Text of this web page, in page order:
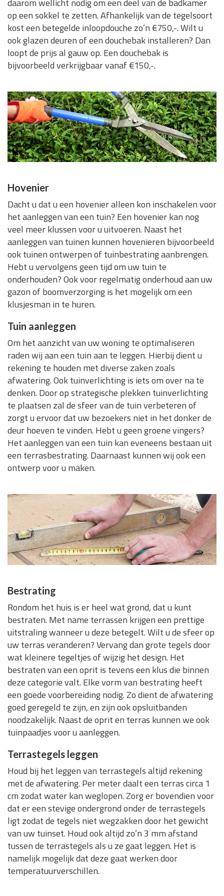
daarom wellicht nodig om een deel van de badkamer
op een sokkel te zetten. Afhankelijk van de tegelsoort
kost een betegelde inloopdouche zo’n €750,-. Wilt u
ook glazen deuren of een douchebak installeren? Dan
loopt de prijs al gauw op. Een douchebak is
bijvoorbeeld verkrijgbaar vanaf €150,-.
Hovenier
Dacht u dat u een hovenier alleen kon inschakelen voor
het aanleggen van een tuin? Een hovenier kan nog
veel meer klussen voor u uitvoeren. Naast het
aanleggen van tuinen kunnen hovenieren bijvoorbeeld
ook tuinen ontwerpen of tuinbestrating aanbrengen.
Hebt u vervolgens geen tijd om uw tuin te
onderhouden? Ook voor regelmatig onderhoud aan uw
gazon of boomverzorging is het mogelijk om een
klusjesman in te huren.
Tuin aanleggen
Om het aanzicht van uw woning te optimaliseren
raden wij aan een tuin aan te leggen. Hierbij dient u
rekening te houden met diverse zaken zoals
afwatering. Ook tuinverlichting is iets om over na te
denken. Door op strategische plekken tuinverlichting
te plaatsen zal de sfeer van de tuin verbeteren of
zorgt u ervoor dat uw bezoekers niet in het donker de
deur hoeven te vinden. Hebt u geen groene vingers?
Het aanleggen van een tuin kan eveneens bestaan uit
een terrasbestrating. Daarnaast kunnen wij ook een
ontwerp voor u maken.
Bestrating
Rondom het huis is er heel wat grond, dat u kunt
bestraten. Met name terrassen krijgen een prettige
uitstraling wanneer u deze betegelt. Wilt u de sfeer op
uw terras veranderen? Vervang dan grote tegels door
wat kleinere tegeltjes of wijzig het design. Het
bestraten van een oprit is tevens een klus die binnen
deze categorie valt. Elke vorm van bestrating heeft
een goede voorbereiding nodig. Zo dient de afwatering
goed geregeld te zijn, en zijn ook opsluitbanden
noodzakelijk. Naast de oprit en terras kunnen we ook
tuinpaadjes voor u aanleggen.
Terrastegels leggen
Houd bij het leggen van terrastegels altijd rekening
met de afwatering. Per meter daalt een terras circa 1
cm zodat water kan weglopen. Zorg er bovendien voor
dat er een stevige ondergrond onder de terrastegels
ligt zodat de tegels niet wegzakken door het gewicht
van uw tuinset. Houd ook altijd zo’n 3 mm afstand
tussen de terrastegels als u ze gaat leggen. Het is
namelijk mogelijk dat deze gaat werken door
temperatuurverschillen.